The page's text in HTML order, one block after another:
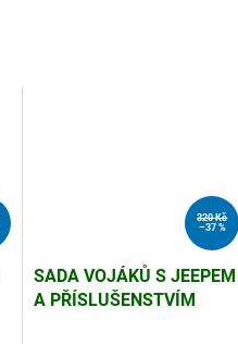
320 Kč
–37 %
SADA VOJÁKŮ S JEEPEM
A PŘÍSLUŠENSTVÍM